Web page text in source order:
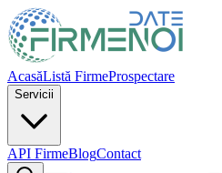
AcasăListă FirmeProspectare
Servicii
API FirmeBlogContact